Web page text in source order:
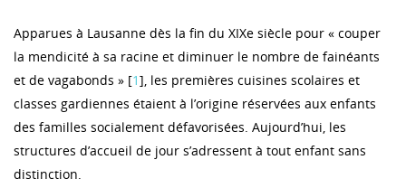
Apparues à Lausanne dès la fin du XIXe siècle pour « couper
la mendicité à sa racine et diminuer le nombre de fainéants
et de vagabonds » [1], les premières cuisines scolaires et
classes gardiennes étaient à l’origine réservées aux enfants
des familles socialement défavorisées. Aujourd’hui, les
structures d’accueil de jour s’adressent à tout enfant sans
distinction.